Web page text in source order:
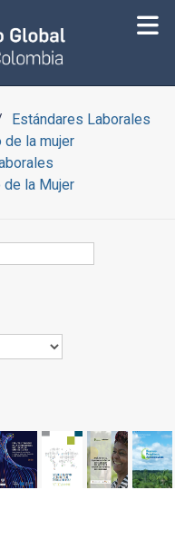
Estándares Laborales
de la mujer
de la Mujer